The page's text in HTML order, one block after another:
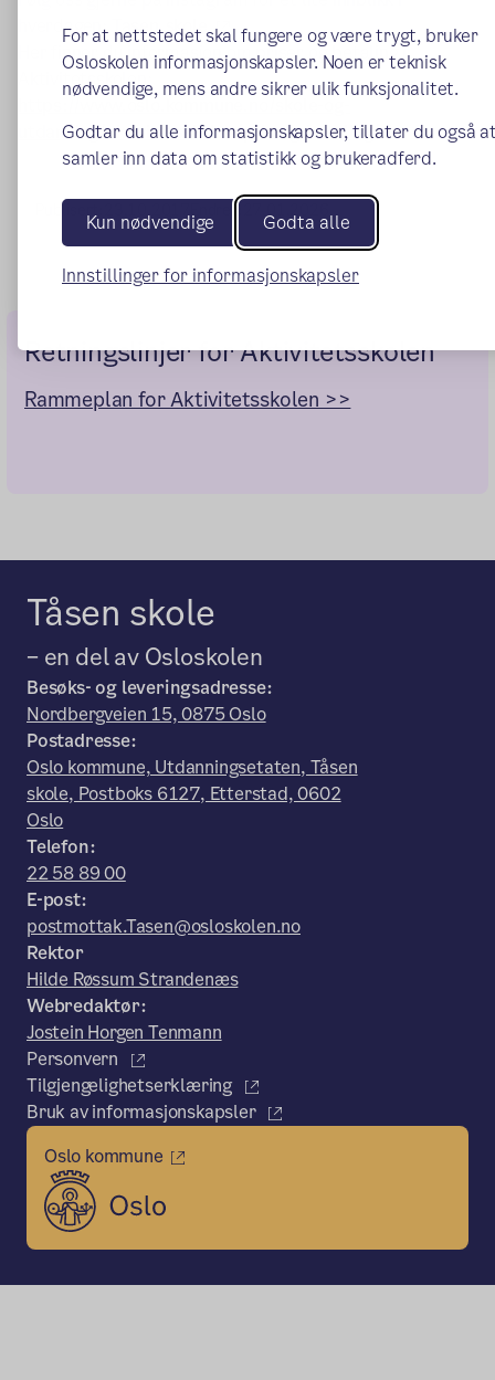
For at nettstedet skal fungere og være trygt, bruker
Osloskolen informasjonskapsler. Noen er teknisk
nødvendige, mens andre sikrer ulik funksjonalitet.
Godtar du alle informasjonskapsler, tillater du også
samler inn data om statistikk og brukeradferd.
Kun nødvendige Godta alle
Innstillinger for informasjonskapsler
hverdagen: Tasen_skole
(ekstern lenke)
Her finner du informasjon om priser og betaling i
Aktivitetsskolen:
https://www.oslo.kommune.no/skole-og-
utdanning/aktivitetsskolen/pris-og-betaling/
(ekstern
Publisert: Endret:
Retningslinjer for Aktivitetsskolen
Rammeplan for Aktivitetsskolen >>
Tåsen skole
– en del av Osloskolen
Besøks- og leveringsadresse:
Nordbergveien 15, 0875 Oslo
Postadresse:
Oslo kommune, Utdanningsetaten, Tåsen
skole, Postboks 6127, Etterstad, 0602
Oslo
Telefon:
22 58 89 00
E-post:
postmottak.Tasen@osloskolen.no
Rektor
Hilde Røssum Strandenæs
Webredaktør:
Jostein Horgen Tenmann
Personvern
Tilgjengelighetserklæring
Bruk av informasjonskapsler
Oslo kommune